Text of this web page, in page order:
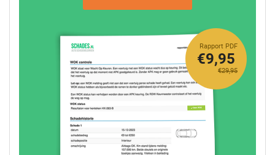
Rapport PDF
€29,95
€9,95